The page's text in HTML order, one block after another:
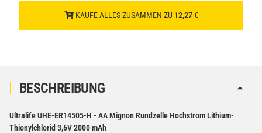
KAUFE ALLES ZUSAMMEN ZU 12,27 €
BESCHREIBUNG
Ultralife UHE-ER14505-H - AA Mignon Rundzelle Hochstrom Lithium-
Thionylchlorid 3,6V 2000 mAh